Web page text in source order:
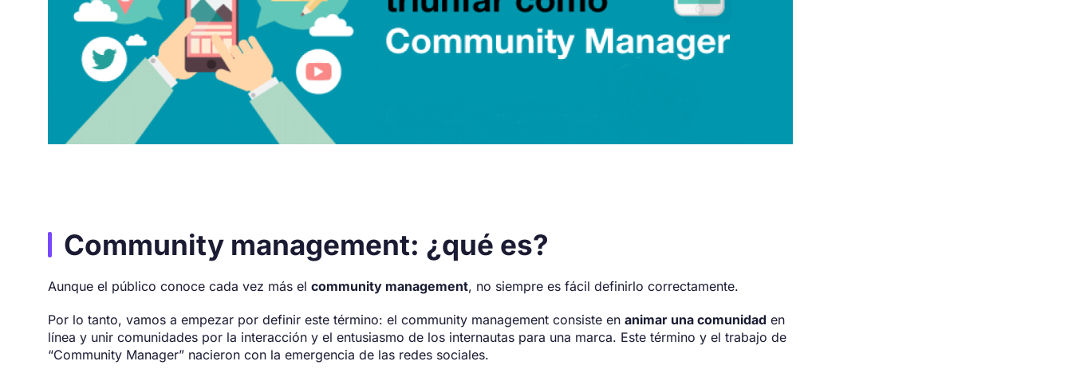
Community management: ¿qué es?
Aunque el público conoce cada vez más el community management, no siempre es fácil definirlo correctamente.
Por lo tanto, vamos a empezar por definir este término: el community management consiste en animar una comunidad en
línea y unir comunidades por la interacción y el entusiasmo de los internautas para una marca. Este término y el trabajo de
“Community Manager” nacieron con la emergencia de las redes sociales.